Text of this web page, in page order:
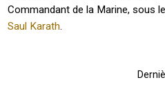
Commandant de la Marine, sous
Saul Karath.